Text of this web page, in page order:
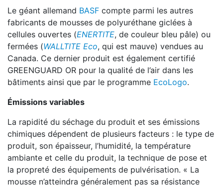
Le géant allemand BASF compte parmi les autres
fabricants de mousses de polyuréthane giclées à
cellules ouvertes (ENERTITE, de couleur bleu pâle) ou
fermées (WALLTITE Eco, qui est mauve) vendues au
Canada. Ce dernier produit est également certifié
GREENGUARD OR pour la qualité de l’air dans les
bâtiments ainsi que par le programme EcoLogo.
Émissions variables
La rapidité du séchage du produit et ses émissions
chimiques dépendent de plusieurs facteurs : le type de
produit, son épaisseur, l’humidité, la température
ambiante et celle du produit, la technique de pose et
la propreté des équipements de pulvérisation. « La
mousse n’atteindra généralement pas sa résistance